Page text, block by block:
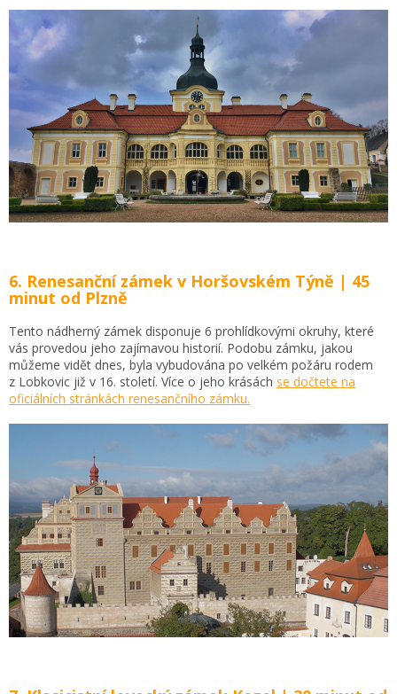
6. Renesanční zámek v Horšovském Týně | 45
minut od Plzně
Tento nádherný zámek disponuje 6 prohlídkovými okruhy, které
vás provedou jeho zajímavou historií. Podobu zámku, jakou
můžeme vidět dnes, byla vybudována po velkém požáru rodem
z Lobkovic již v 16. století. Více o jeho krásách se dočtete na
oficiálních stránkách renesančního zámku.